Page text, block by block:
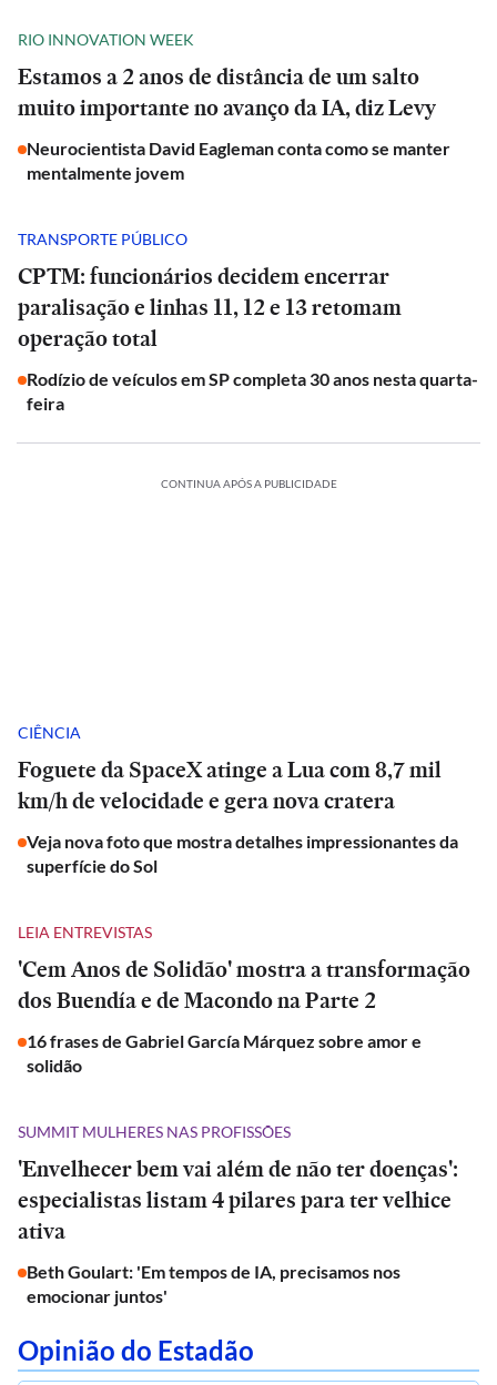
RIO INNOVATION WEEK
Estamos a 2 anos de distância de um salto
muito importante no avanço da IA, diz Levy
Neurocientista David Eagleman conta como se manter
mentalmente jovem
TRANSPORTE PÚBLICO
CPTM: funcionários decidem encerrar
paralisação e linhas 11, 12 e 13 retomam
operação total
Rodízio de veículos em SP completa 30 anos nesta quarta-
feira
CONTINUA APÓS A PUBLICIDADE
CIÊNCIA
Foguete da SpaceX atinge a Lua com 8,7 mil
km/h de velocidade e gera nova cratera
Veja nova foto que mostra detalhes impressionantes da
superfície do Sol
LEIA ENTREVISTAS
'Cem Anos de Solidão' mostra a transformação
dos Buendía e de Macondo na Parte 2
16 frases de Gabriel García Márquez sobre amor e
solidão
SUMMIT MULHERES NAS PROFISSÕES
'Envelhecer bem vai além de não ter doenças':
especialistas listam 4 pilares para ter velhice
ativa
Beth Goulart: 'Em tempos de IA, precisamos nos
emocionar juntos'
Opinião do Estadão